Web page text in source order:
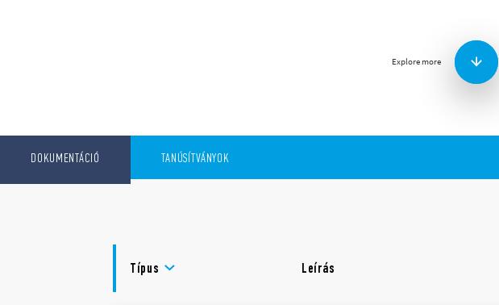
Explore more
DOKUMENTÁCIÓ TANÚSÍTVÁNYOK
Típus Leírás